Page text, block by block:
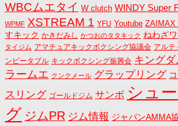
WBCムエタイ W clutch WINDY Super
WPMF XSTREAM 1 YFU Youtube ZAIMAX
すキック かきだみし かつおのタタキック ねわざ
タイジム アマチュアキックボクシング協議会 アルテ
ンビータブル キックボクシング振興会 キング
ラームエ クンクメール グラップリング
スリング ゴールドジム サンボ シュ
グ ジムPR ジム情報 ジャパンAMMA